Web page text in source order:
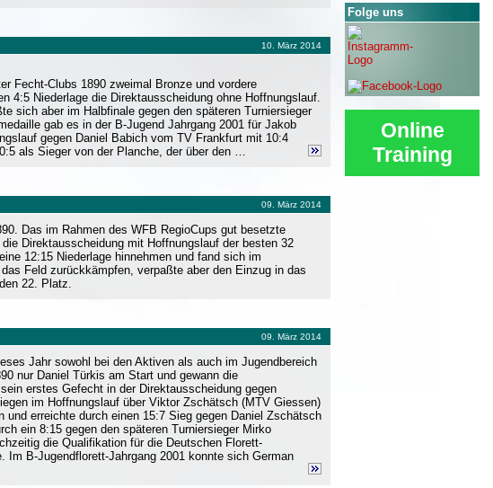
10. März 2014
Fecht-Clubs 1890 zweimal Bronze und vordere
4:5 Niederlage die Direktausscheidung ohne Hoffnungslauf.
sich aber im Halbfinale gegen den späteren Turniersieger
gab es in der B-Jugend Jahrgang 2001 für Jakob
gegen Daniel Babich vom TV Frankfurt mit 10:4
als Sieger von der Planche, der über den …
09. März 2014
Das im Rahmen des WFB RegioCups gut besetzte
Direktausscheidung mit Hoffnungslauf der besten 32
12:15 Niederlage hinnehmen und fand sich im
Feld zurückkämpfen, verpaßte aber den Einzug in das
22. Platz.
09. März 2014
Jahr sowohl bei den Aktiven als auch im Jugendbereich
nur Daniel Türkis am Start und gewann die
erstes Gefecht in der Direktausscheidung gegen
im Hoffnungslauf über Viktor Zschätsch (MTV Giessen)
erreichte durch einen 15:7 Sieg gegen Daniel Zschätsch
ein 8:15 gegen den späteren Turniersieger Mirko
die Qualifikation für die Deutschen Florett-
Im B-Jugendflorett-Jahrgang 2001 konnte sich German
Folge uns
Online
Training